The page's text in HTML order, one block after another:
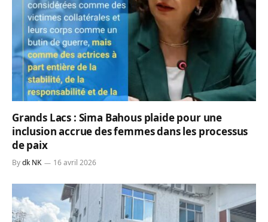
Grands Lacs : Sima Bahous plaide pour une
inclusion accrue des femmes dans les processus
de paix
Bydk NK 16 avril 2026